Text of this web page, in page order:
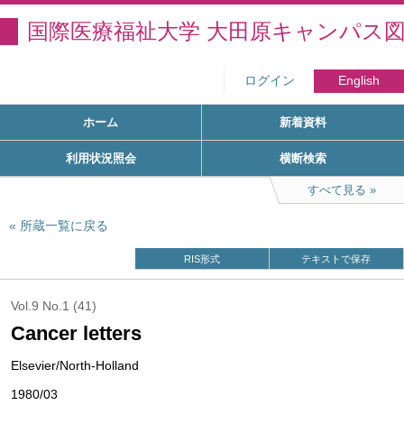
国際医療福祉大学 大田原キャンパス
ログイン English
ホーム 新着資料
利用状況照会 横断検索
すべて見る
所蔵一覧に戻る
RIS形式 テキストで保存
Vol.9 No.1 (41)
Cancer letters
Elsevier/North-Holland
1980/03